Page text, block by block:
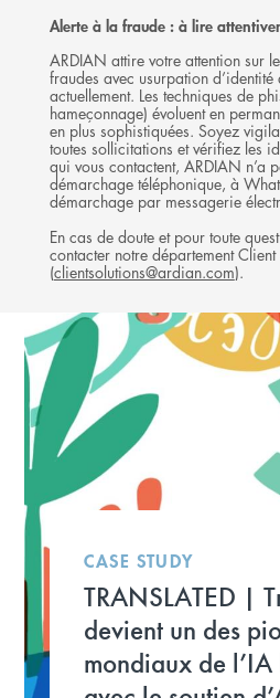
Alerte à la fraude : à lire
ARDIAN attire votre attention sur
fraudes avec usurpation d’identité
actuellement. Les techniques de
hameçonnage) évoluent en
en plus sophistiquées. Soyez
toutes sollicitations et vérifiez les
qui vous contactent, ARDIAN n’a
démarchage téléphonique, à
démarchage par messagerie
En cas de doute et pour toute
contacter notre département
(clientsolutions@ardian.com).
Follow
Ardian
on
X
Follow
Ardian
on
LinkedIn
Follow
Ardian
on
YouTube
Ardian
on
Jobs
on
LinkedIn
GROWTH
CASE STUDY
TRANSLATED |
devient un des
mondiaux de